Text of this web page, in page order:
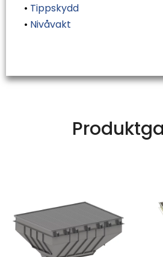
• Tippskydd
• Nivåvakt